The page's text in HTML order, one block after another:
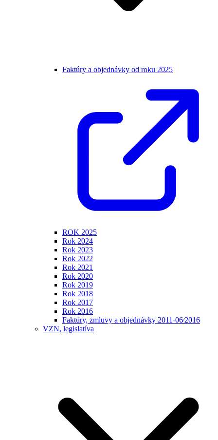
Faktúry a objednávky od roku 2025
ROK 2025
Rok 2024
Rok 2023
Rok 2022
Rok 2021
Rok 2020
Rok 2019
Rok 2018
Rok 2017
Rok 2016
Faktúry, zmluvy a objednávky 2011-06⁄2016
VZN, legislatíva